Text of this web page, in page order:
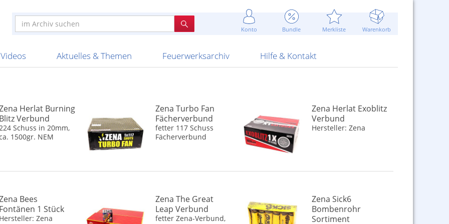
Konto Bundle Merkliste Warenkorb
Schallerzeuger P1
Feuerwerk T1
Schachteln und Attrappen
Streich- und Bengalhölzer
Blitzschnell...
Sommerpreise u.v.m.
Videos
Knallkörper
Batterien
Aktuelles & Themen
Ladenverkauf 2024
20 Jahre Feuerwerksvitrine
Ausnahmegenehmigung
Sammlertreffen
Feuerwerksarchiv
Fireworks Apel Feuerwerk Argento Feuerwerk ARS Pirotecnia
BKV Vuurwerk Bothmer Pyrotechnik
Hilfe & Kontakt
Bestellschluss
Altersnachweis
Versanddienste
Gewerbetreibende
Kontaktformular
AGB
Herlat Burning
Blitz Verbund
Schuss in 20mm,
1500gr. NEM
Zena Turbo Fan
Fächerverbund
fetter 117 Schuss
Fächerverbund
Zena Herlat Exoblitz
Verbund
Hersteller: Zena
Bees
Fontänen 1 Stück
Hersteller: Zena
Zena The Great
Leap Verbund
fetter Zena-Verbund,
Zena Sick6
Bombenrohr
Sortiment